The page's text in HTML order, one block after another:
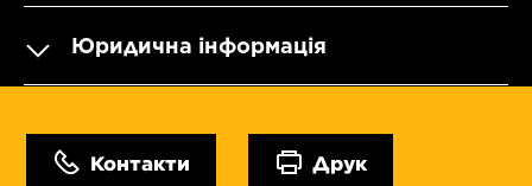
Юридична інформація
Контакти Друк